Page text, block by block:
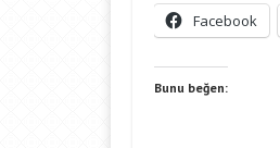
Facebook
Bunu beğen: